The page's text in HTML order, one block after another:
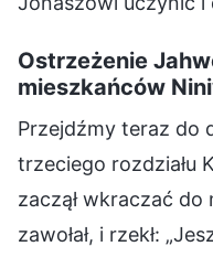
Ostrzeżenie
mieszkańców
Przejdźmy teraz do
trzeciego rozdziału
zaczął wkraczać
zawołał, i rzekł: